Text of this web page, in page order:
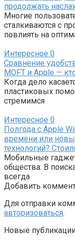
продолжать
Многие
сталкиваются с
повлиять на
Интересное 0
Сравнение
MOFT и Apple —
Когда дело
пластиковых
стремимся
Интересное 0
Полгода с Apple
времени или
технологий?
Мобильные
общества. В
всегда
Добавить
Для отправки
авторизоваться.
Новые